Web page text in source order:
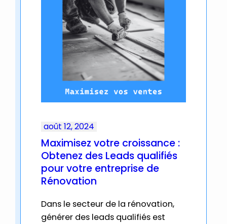
août 12, 2024
Maximisez votre croissance :
Obtenez des Leads qualifiés
pour votre entreprise de
Rénovation
Dans le secteur de la rénovation,
générer des leads qualifiés est